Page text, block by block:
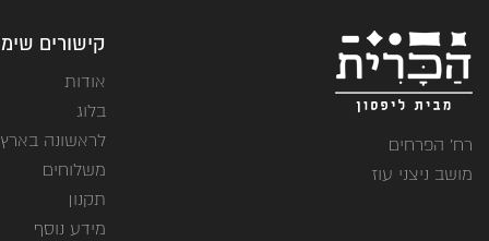
רח' הפרחים
מושב ניצני עוז
קישורים
אודות
בלוג
לראשונה בארץ
משלוחים
תקנון
מידע נוסף